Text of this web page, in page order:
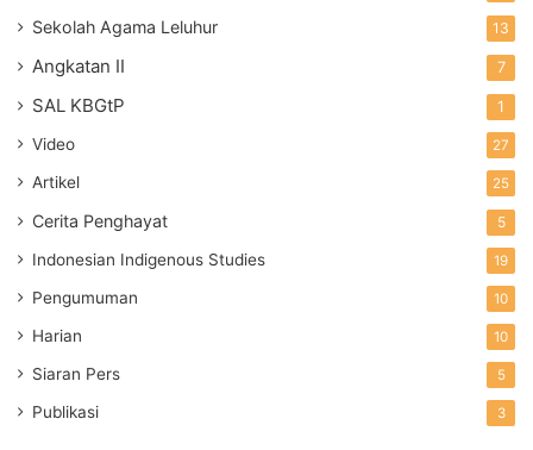
Sekolah Agama Leluhur 13
Angkatan II 7
SAL KBGtP 1
Video 27
Artikel 25
Cerita Penghayat 5
Indonesian Indigenous Studies 19
Pengumuman 10
Harian 10
Siaran Pers 5
Publikasi 3